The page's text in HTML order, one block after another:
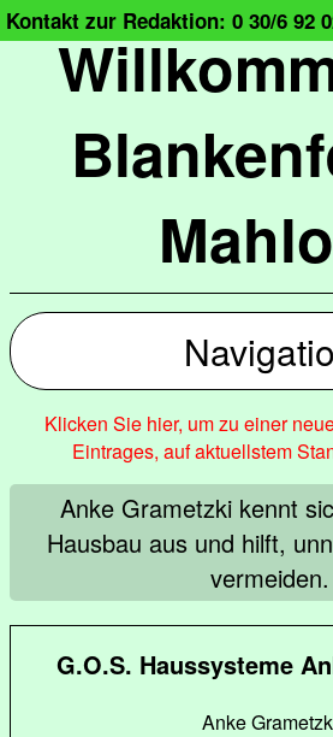
Kontakt zur Redaktion: 0 30/6 92
Klicken Sie hier, um zu einer
Eintrages, auf aktuellstem
Anke Grametzki kennt
Hausbau aus und hilft,
vermeiden.
G.O.S. Haussysteme
Anke